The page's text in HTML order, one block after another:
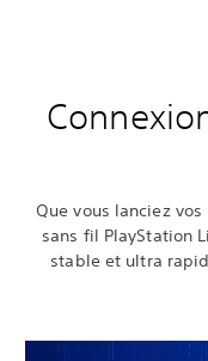
Que vous lanciez
sans fil PlayStation
stable et ultra